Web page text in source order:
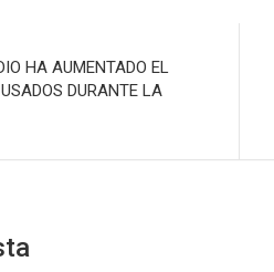
HA AUMENTADO EL
DURANTE LA